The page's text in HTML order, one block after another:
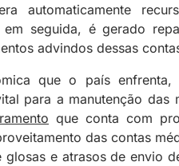
automaticamente
seguida, é gerado
advindos dessas
que o país
para a manutenção das
que conta com
das contas
e atrasos de envio